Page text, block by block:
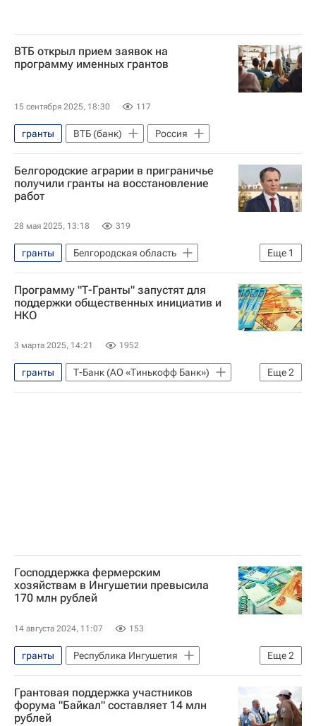
ВТБ открыл прием заявок на
программу именных грантов
15 сентября 2025, 18:30 117
гранты ВТБ (банк) Россия
Белгородские аграрии в приграничье
получили гранты на восстановление
работ
28 мая 2025, 13:18 319
Еще 1
гранты
Белгородская область
Вячеслав Гладков
Программу "Т-Гранты" запустят для
поддержки общественных инициатив и
НКО
3 марта 2025, 14:21 1952
Еще2
гранты
Т-Банк (АО «Тинькофф Банк»)
Россия
Центральный университет (ЦУ)
Господдержка фермерским
хозяйствам в Ингушетии превысила
170 млн рублей
14 августа 2024, 11:07 153
Еще2
гранты
Республика Ингушетия
Поддержка бизнеса
фермеры
Грантовая поддержка участников
форума "Байкал" составляет 14 млн
рублей